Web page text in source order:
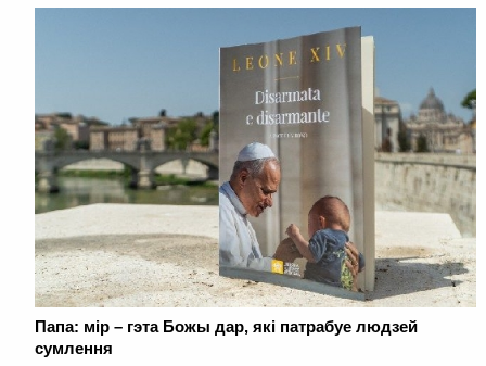
Папа: мір – гэта Божы дар, які патрабуе людзей
сумлення